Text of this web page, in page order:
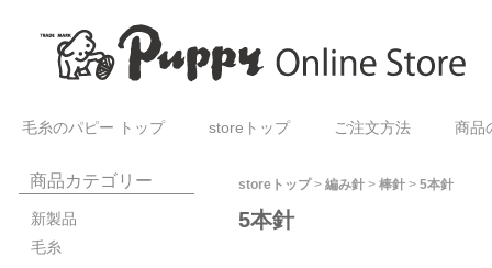
毛糸のパピー トップ storeトップ ご注文方法 商品
商品カテゴリー
新製品
毛糸
storeトップ> 編み針 > 棒針 > 5本針
5本針